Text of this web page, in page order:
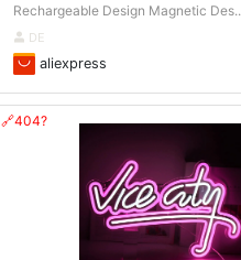
Rechargeable Design Magnetic Des..
DE
aliexpress
🔗404?